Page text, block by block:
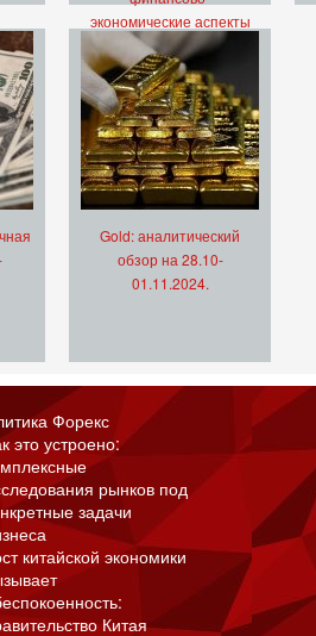
экономические аспекты
Gold: аналитический
обзор на 28.10-
01.11.2024.
Форекс
это устроено:
рынков под
задачи
китайской экономики
Китая